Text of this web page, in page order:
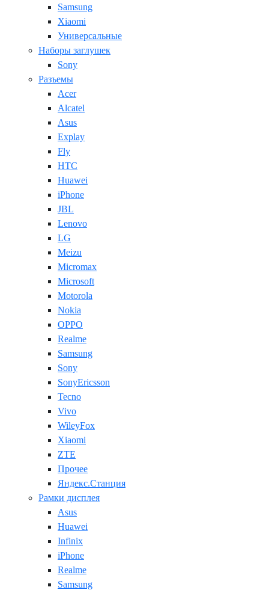
Samsung
Xiaomi
Универсальные
Наборы заглушек
Sony
Разъемы
Acer
Alcatel
Asus
Explay
Fly
HTC
Huawei
iPhone
JBL
Lenovo
LG
Meizu
Micromax
Microsoft
Motorola
Nokia
OPPO
Realme
Samsung
Sony
SonyEricsson
Tecno
Vivo
WileyFox
Xiaomi
ZTE
Прочее
Яндекс.Станция
Рамки дисплея
Asus
Huawei
Infinix
iPhone
Realme
Samsung